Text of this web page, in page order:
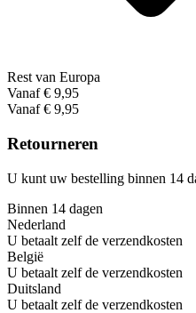
Rest van Europa
Vanaf € 9,95
Vanaf € 9,95
Retourneren
U kunt uw bestelling binnen 14
Binnen 14 dagen
Nederland
U betaalt zelf de verzendkosten
België
U betaalt zelf de verzendkosten
Duitsland
U betaalt zelf de verzendkosten